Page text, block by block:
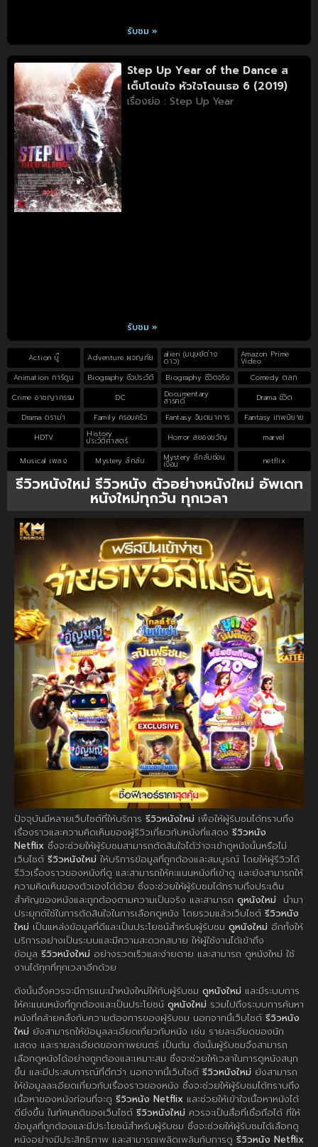
รับชม »
Step Up Year of the Dance ส
เต็ปโดนใจ หัวใจโดนเธอ 6 (2019)
เรื่องย่อ : Step Up Year
รับชม »
Action บู๊ Adventure ผจญภัย alien (มนุษย์ต่าง
ดาว)
Amazon Prime
Video
Animation การ์ตูน
Biography ชีวประวัติ Biography ชีวิตจริง
Comedy ตลก
Crime อาชญากรรม
DC Documentary
สารคดี
Drama ชีวิต
Drama ดราม่า
Family ครอบครัว Fantasy จินตนาการ
Fantasy เทพนิยาย
HDTV
History
ประวัติศาสตร์ Horror สยองขวัญ marvel
Musical เพลง Mystery ลึกลับ Mystery ลึกลับซ่อน
เงื่อน netflix
รีวิวหนังใหม่ รีวิวหนัง ตัวอย่างหนังใหม่ อัพเดท
หนังใหม่ทุกวัน ทุกเวลา
ปัจจุบันมีหลายเว็บไซต์ที่ให้บริการ รีวิวหนังใหม่ เพื่อให้ผู้รับชมได้ทราบถึง
เรื่องราวและความคิดเห็นของผู้รีวิวเกี่ยวกับหนังที่แสดง รีวิวหนัง
Netflix ซึ่งจะช่วยให้ผู้รับชมสามารถตัดสินใจได้ว่าจะเข้าดูหนังนั้นหรือไม่
เว็บไซต์ รีวิวหนังใหม่ ให้บริการข้อมูลที่ถูกต้องและสมบูรณ์ โดยให้ผู้รีวิวได้
รีวิวเรื่องราวของหนังที่ดู และสามารถให้คะแนนหนังที่เข้าดู และยังสามารถให้
ความคิดเห็นของตัวเองได้ด้วย ซึ่งจะช่วยให้ผู้รับชมได้ทราบถึงประเด็น
สำคัญของหนังและถูกต้องตามความเป็นจริง และสามารถ ดูหนังใหม่ นำมา
ประยุกต์ใช้ในการตัดสินใจในการเลือกดูหนัง โดยรวมแล้วเว็บไซต์ รีวิวหนัง
ใหม่ เป็นแหล่งข้อมูลที่ดีและเป็นประโยชน์สำหรับผู้รับชม ดูหนังใหม่ อีกทั้งให้
บริการอย่างเป็นระบบและมีความสะดวกสบาย ให้ผู้ใช้งานได้เข้าถึง
ข้อมูล รีวิวหนังใหม่ อย่างรวดเร็วและง่ายดาย และสามารถ ดูหนังใหม่ ใช้
งานได้ทุกที่ทุกเวลาอีกด้วย
ดังนั้นจึงควรจะมีการแนะนำหนังใหม่ให้กับผู้รับชม ดูหนังใหม่ และมีระบบการ
ให้คะแนนหนังที่ถูกต้องและเป็นประโยชน์ ดูหนังใหม่ รวมไปถึงระบบการค้นหา
หนังที่คล้ายคลึงกับความต้องการของผู้รับชม นอกจากนี้เว็บไซต์ รีวิวหนัง
ใหม่ ยังสามารถให้ข้อมูลละเอียดเกี่ยวกับหนัง เช่น รายละเอียดของนัก
แสดง และรายละเอียดของภาพยนตร์ เป็นต้น ดังนั้นผู้รับชมจึงสามารถ
เลือกดูหนังได้อย่างถูกต้องและเหมาะสม ซึ่งจะช่วยให้เวลาในการดูหนังสนุก
ขึ้น และมีประสบการณ์ที่ดีกว่า นอกจากนี้เว็บไซต์ รีวิวหนังใหม่ ยังสามารถ
ให้ข้อมูลละเอียดเกี่ยวกับเรื่องราวของหนัง ซึ่งจะช่วยให้ผู้รับชมได้ทราบถึง
เนื้อหาของหนังก่อนที่จะดู รีวิวหนัง Netflix และช่วยให้เข้าใจเนื้อหาหนังได้
ดียิ่งขึ้น ในทัศนคติของเว็บไซต์ รีวิวหนังใหม่ ควรจะเป็นสื่อที่เชื่อถือได้ ที่ให้
ข้อมูลที่ถูกต้องและมีประโยชน์สำหรับผู้รับชม ซึ่งจะช่วยให้ผู้รับชมได้เลือกดู
หนังอย่างมีประสิทธิภาพ และสามารถเพลิดเพลินกับการดู รีวิวหนัง Netflix